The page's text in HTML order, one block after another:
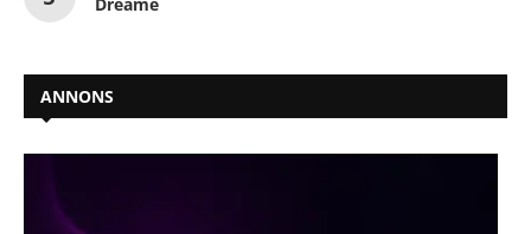
Dreame
ANNONS